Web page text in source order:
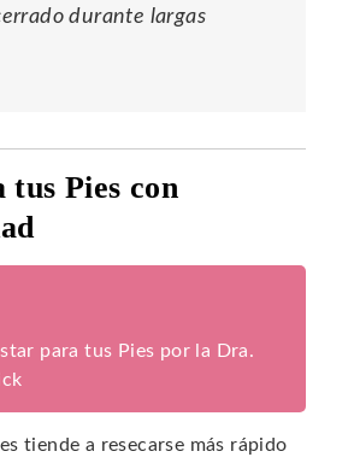
durante largas
Pies con
para tus Pies por la Dra.
tiende a resecarse más rápido